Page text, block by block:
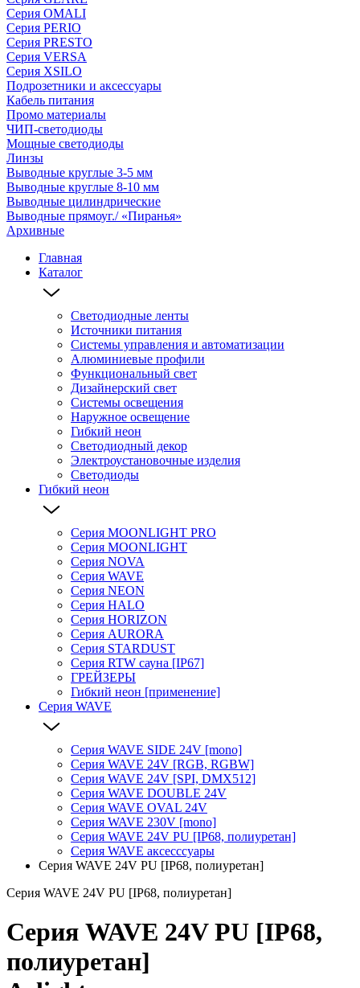
Серия OMALI
Серия PERIO
Серия PRESTO
Серия VERSA
Серия XSILO
Подрозетники и аксессуары
Кабель питания
Промо материалы
ЧИП-светодиоды
Мощные светодиоды
Линзы
Выводные круглые 3-5 мм
Выводные круглые 8-10 мм
Выводные цилиндрические
Выводные прямоуг./ «Пиранья»
Архивные
Главная
Каталог
Светодиодные ленты
Источники питания
Системы управления и автоматизации
Алюминиевые профили
Функциональный свет
Дизайнерский свет
Системы освещения
Наружное освещение
Гибкий неон
Светодиодный декор
Электроустановочные изделия
Светодиоды
Гибкий неон
Серия MOONLIGHT PRO
Серия MOONLIGHT
Серия NOVA
Серия WAVE
Серия NEON
Серия HALO
Серия HORIZON
Серия AURORA
Серия STARDUST
Серия RTW сауна [IP67]
ГРЕЙЗЕРЫ
Гибкий неон [применение]
Серия WAVE
Серия WAVE SIDE 24V [mono]
Серия WAVE 24V [RGB, RGBW]
Серия WAVE 24V [SPI, DMX512]
Серия WAVE DOUBLE 24V
Серия WAVE OVAL 24V
Серия WAVE 230V [mono]
Серия WAVE 24V PU [IP68, полиуретан]
Серия WAVE аксесссуары
Серия WAVE 24V PU [IP68, полиуретан]
Серия WAVE 24V PU [IP68, полиуретан]
Серия WAVE 24V PU [IP68,
полиуретан]